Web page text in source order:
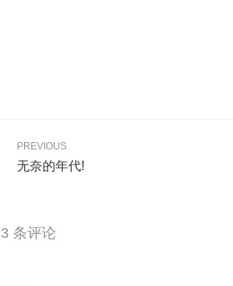
PREVIOUS
无奈的年代!
3 条评论